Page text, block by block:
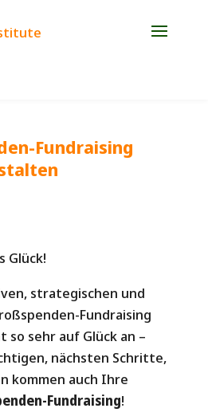
Fundraising
Glück!
strategischen und
Fundraising
so sehr auf Glück an –
nächsten Schritte,
kommen auch Ihre
Fundraising!